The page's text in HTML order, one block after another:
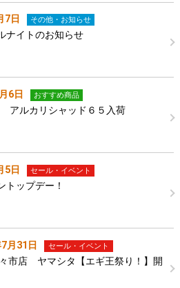
7日 その他・お知らせ
ナイトのお知らせ
6日 おすすめ商品
アルカリシャッド６５入荷
5日 セール・イベント
トップデー！
月31日 セール・イベント
市店 ヤマシタ【エギ王祭り！】開